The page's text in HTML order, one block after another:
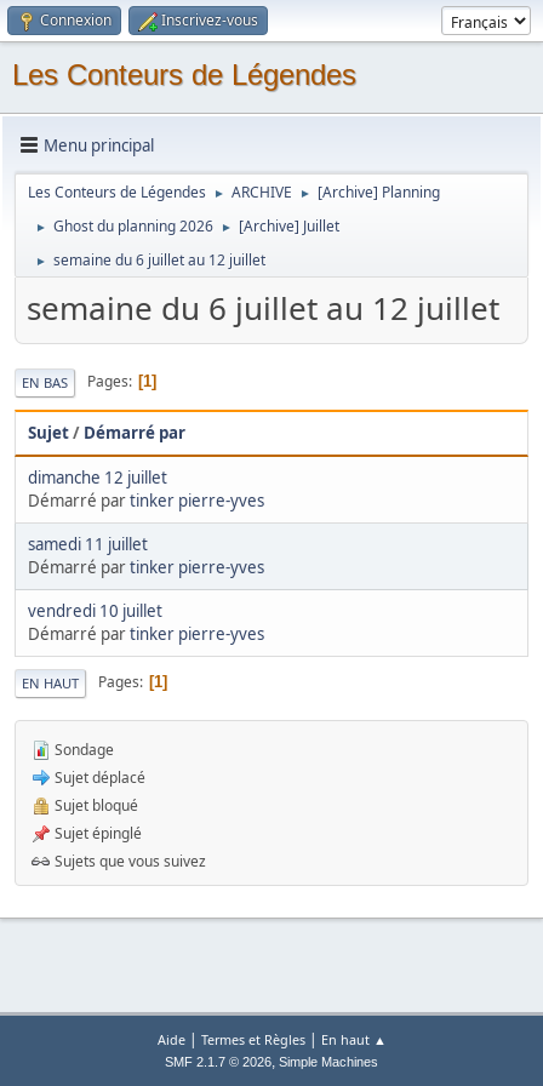
Connexion Inscrivez-vous
Les Conteurs de Légendes
Menu principal
Les Conteurs de Légendes ► ARCHIVE ► [Archive] Planning
► Ghost du planning 2026 ► [Archive] Juillet
► semaine du 6 juillet au 12 juillet
semaine du 6 juillet au 12 juillet
EN BAS Pages 1
Sujet/ Démarré par
dimanche 12 juillet
Démarré partinker pierre-yves
samedi 11 juillet
Démarré partinker pierre-yves
vendredi 10 juillet
Démarré partinker pierre-yves
EN HAUT Pages 1
Sondage
Sujet déplacé
Sujet bloqué
Sujet épinglé
Sujets que vous suivez
Aide| Termes et Règles| En haut ▲
SMF 2.1.7 © 2026, Simple Machines